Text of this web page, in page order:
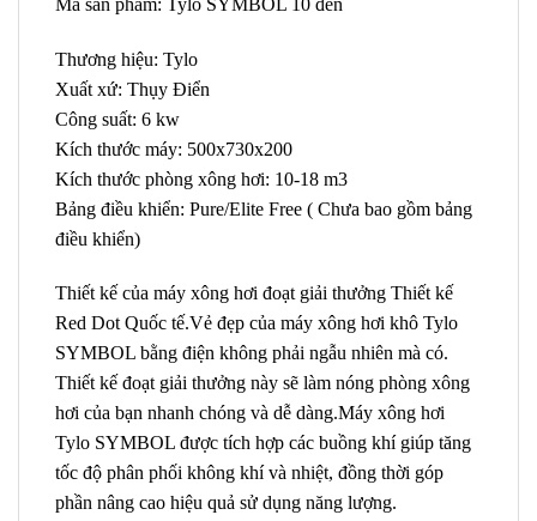
Thương hiệu: Tylo
Xuất xứ: Thụy Điển
Công suất: 6 kw
Kích thước máy: 500x730x200
Kích thước phòng xông hơi: 10-18 m3
Bảng điều khiển: Pure/Elite Free ( Chưa bao gồm bảng
điều khiển)
Thiết kế của máy xông hơi đoạt giải thưởng Thiết kế
Red Dot Quốc tế.Vẻ đẹp của máy xông hơi khô Tylo
SYMBOL bằng điện không phải ngẫu nhiên mà có.
Thiết kế đoạt giải thưởng này sẽ làm nóng phòng xông
hơi của bạn nhanh chóng và dễ dàng.Máy xông hơi
Tylo SYMBOL được tích hợp các buồng khí giúp tăng
tốc độ phân phối không khí và nhiệt, đồng thời góp
phần nâng cao hiệu quả sử dụng năng lượng.